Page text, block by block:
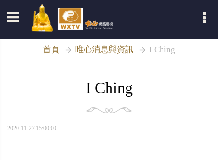
首頁 唯心消息與資訊 I Ching
I Ching
2020-11-27 15:00:00